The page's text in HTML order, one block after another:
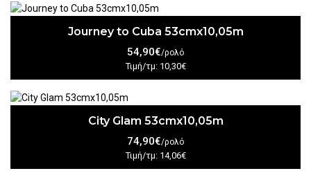
Journey to Cuba 53cmx10,05m
54,90€/ρολό
Τιμή/τμ: 10,30€
City Glam 53cmx10,05m
74,90€/ρολό
Τιμή/τμ: 14,06€